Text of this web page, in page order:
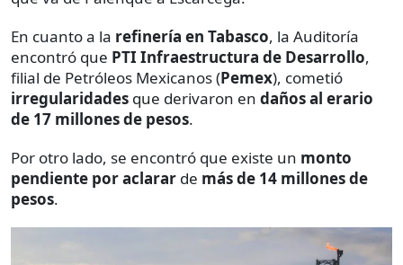
En cuanto a la refinería en Tabasco, la Auditoría
encontró que PTI Infraestructura de Desarrollo,
filial de Petróleos Mexicanos (Pemex), cometió
irregularidades que derivaron en daños al erario
de 17 millones de pesos.
Por otro lado, se encontró que existe un monto
pendiente por aclarar de más de 14 millones de
pesos.